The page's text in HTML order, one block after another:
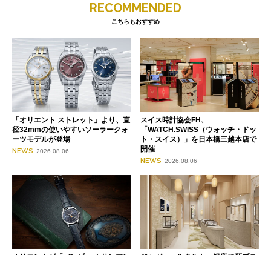
RECOMMENDED
こちらもおすすめ
「オリエント ストレット」より、直
径32mmの使いやすいソーラークォ
ーツモデルが登場
NEWS 2026.08.06
スイス時計協会FH、
「WATCH.SWISS（ウォッチ・ドッ
ト・スイス）」を日本橋三越本店で
開催
NEWS 2026.08.06